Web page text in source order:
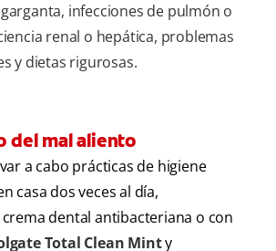
infecciones de pulmón o
renal o hepática, problemas
y dietas rigurosas.
del mal aliento
a cabo prácticas de higiene
casa dos veces al día,
dental antibacteriana o con
Total Clean Minty